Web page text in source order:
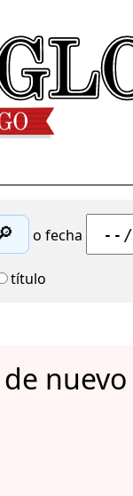
o fecha
título
nuevo